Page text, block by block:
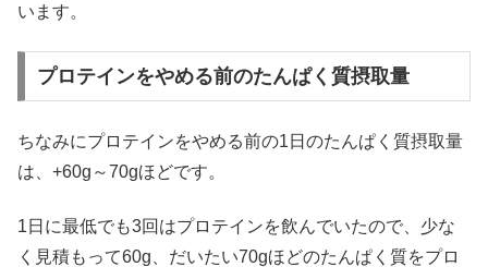
います。
プロテインをやめる前のたんぱく質摂取量
ちなみにプロテインをやめる前の1日のたんぱく質摂取量
は、+60g～70gほどです。
1日に最低でも3回はプロテインを飲んでいたので、少な
く見積もって60g、だいたい70gほどのたんぱく質をプロ